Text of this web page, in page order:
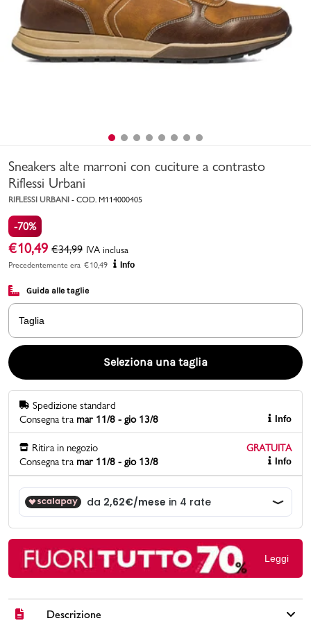
Uomo Bambino
Marchi
Promo & News
contatti
Gift card
Sneakers alte marroni con cuciture a contrasto
Riflessi Urbani
RIFLESSI URBANI - COD. M114000405
-70%
€10,49 €34,99 IVA inclusa
Precedentemente era €10,49 Info
Guida alle taglie
Taglia
Seleziona una taglia
Spedizione standard
Consegna tra mar 11/8 - gio 13/8 Info
Ritira in negozio
GRATUITA
Consegna tra mar 11/8 - gio 13/8 Info
Leggi
Descrizione